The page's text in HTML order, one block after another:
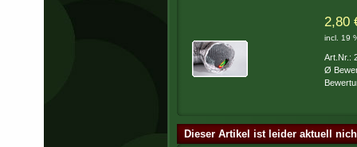
2,80
incl. 19
Art.Nr.:
Ø
Dieser Artikel ist leider aktuell